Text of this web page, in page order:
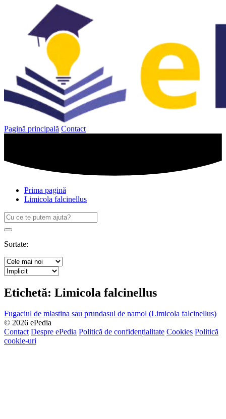
Pagină principală Contact
Prima pagină
Limicola falcinellus
Caută
după:
Search
Sortate:
Etichetă: Limicola falcinellus
Fugaciul de mlastina sau prundasul de namol (Limicola falcinellus)
© 2026 ePedia
Contact Despre ePedia Politică de confidențialitate Cookies Politică
cookie-uri